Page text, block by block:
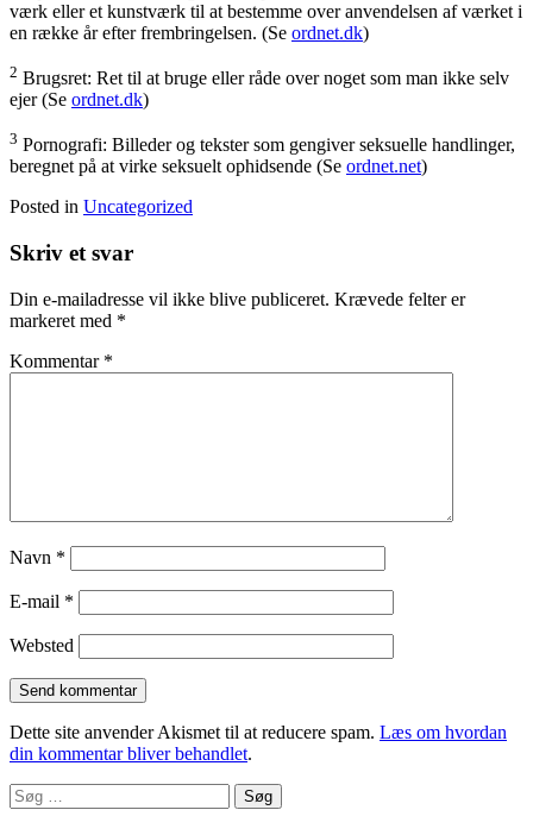
værk eller et kunstværk til at bestemme over anvendelsen af værket i
en række år efter frembringelsen. (Se ordnet.dk)
2 Brugsret: Ret til at bruge eller råde over noget som man ikke selv
ejer(Se ordnet.dk)
3 Pornografi: Billeder og tekster som gengiver seksuelle handlinger,
beregnet på at virke seksuelt ophidsende (Se ordnet.net)
Posted in Uncategorized
Skriv et svar
Din e-mailadresse vil ikke blive publiceret. Krævede felter er
markeret med *
Kommentar *
Navn *
E-mail *
Websted
Dette site anvender Akismet til at reducere spam. Læs om hvordan
din kommentar bliver behandlet.
Søg
efter: